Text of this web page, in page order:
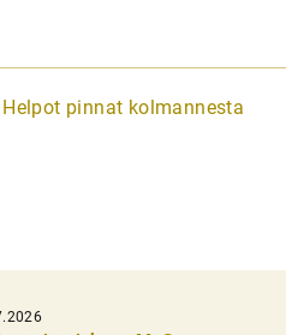
Helpot pinnat kolmannesta